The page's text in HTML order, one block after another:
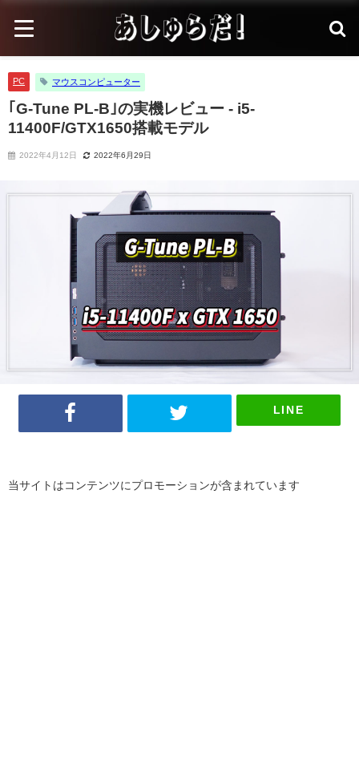
PC マウスコンピューター
｢G-Tune PL-B｣の実機レビュー - i5-
11400F/GTX1650搭載モデル
2022年4月12日 2022年6月29日
LINE
当サイトはコンテンツにプロモーションが含まれています